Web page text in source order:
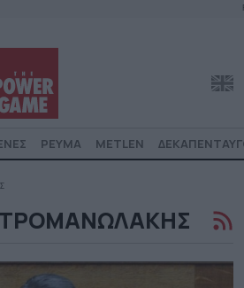
ΡΕΥΜΑ METLEN